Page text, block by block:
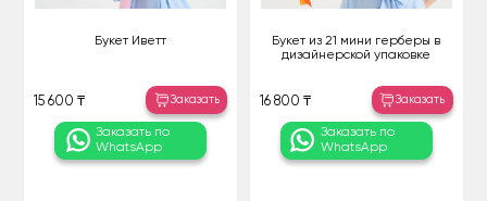
Букет Иветт
15 600 ₸ Заказать
Заказать по
WhatsApp
Букет из 21 мини герберы в
дизайнерской упаковке
16 800 ₸ Заказать
Заказать по
WhatsApp